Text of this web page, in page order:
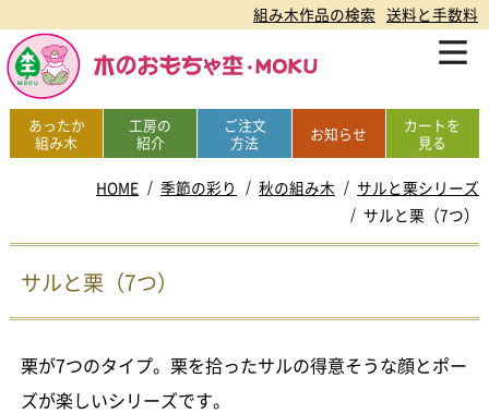
組み木作品の検索 送料と手数料
あったか
組み木
工房の
紹介
ご注文
方法
お知らせ
カートを
見る
HOME 季節の彩り 秋の組み木
サルと栗シリーズ
サルと栗（7つ）
サルと栗（7つ）
栗が7つのタイプ。栗を拾ったサルの得意そうな顔とポー
ズが楽しいシリーズです。